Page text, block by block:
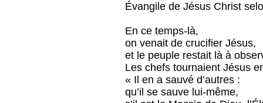
Évangile de Jésus Christ
En ce temps-là,
on venait de crucifier Jésus,
et le peuple restait là à
Les chefs tournaient Jésus
« Il en a sauvé d’autres :
qu’il se sauve lui-même,